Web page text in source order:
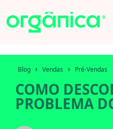
Blog › Vendas › Pré-Vendas
COMO
PROBLEMA